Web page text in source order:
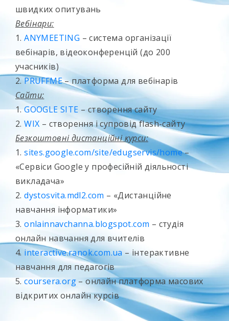
швидких опитувань
Вебінари:
1.ANYMEETING – система організації
вебінарів, відеоконференцій (до 200
учасників)
2. PRUFFME– платформа для вебінарів
Сайти:
1.GOOGLE SITE – створення сайту
2.WIX – створення і супровід flash-сайту
Безкоштовні дистанційні курси:
1.sites.google.com/site/edugservis/home–
«Сервіси Google у професійній діяльності
викладача»
2.dystosvita.mdl2.com – «Дистанційне
навчання інформатики»
3.onlainnavchanna.blogspot.com – студія
онлайн навчання для вчителів
4. interactive.ranok.com.ua– інтерактивне
навчання для педагогів
5.coursera.org – онлайн платформа масових
відкритих онлайн курсів